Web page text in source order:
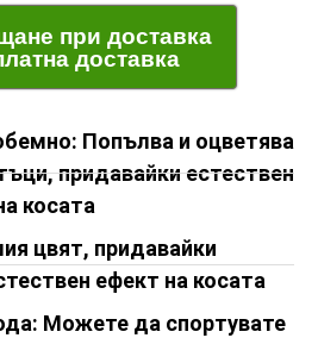
при доставка
доставка
Попълва и оцветява
придавайки естествен
косата
цвят, придавайки
ефект на косата
Можете да спортувате